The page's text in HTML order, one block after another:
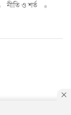
নীতি ও শর্ত